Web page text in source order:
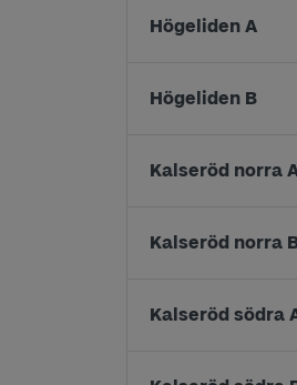
Högeliden A
Högeliden B
Kalseröd norra
Kalseröd norra
Kalseröd södra